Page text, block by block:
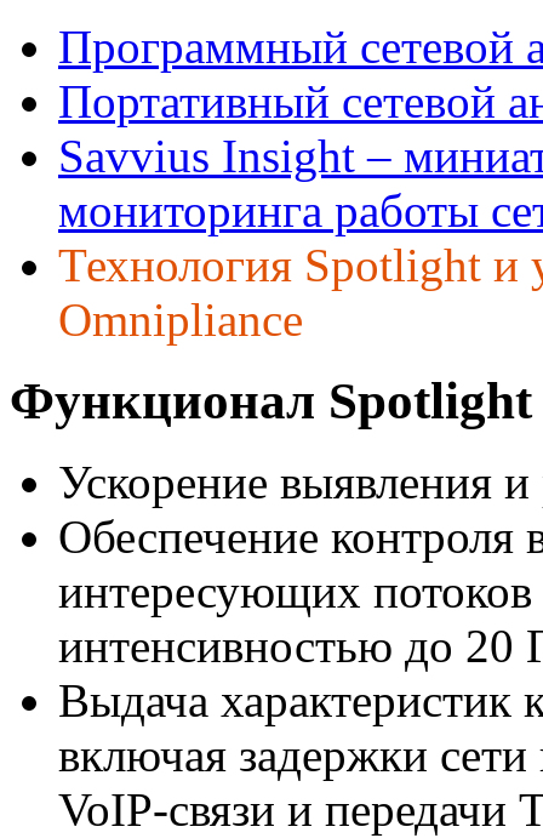
Программный сетевой
Портативный сетевой
Savvius Insight –
мониторинга работы
Технология Spotlight и
Omnipliance
Функционал Spotlight
Ускорение выявления
Обеспечение контроля
интересующих
интенсивностью до 20
Выдача характеристик
включая задержки
VoIP-связи и передачи